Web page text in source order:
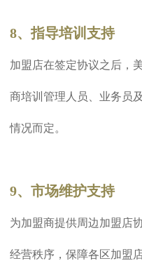
8、指导培训支持
加盟店在签定协议之后，
商培训管理人员、业务员
情况而定。
9、市场维护支持
为加盟商提供周边加盟店
经营秩序，保障各区加盟